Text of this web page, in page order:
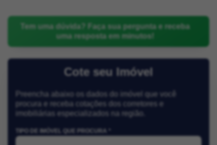
Tem uma dúvida? Faça sua pergunta e receba
uma resposta em minutos!
Cote seu Imóvel
Preencha abaixo os dados do imóvel que você
procura e receba cotações dos corretores e
imobiliárias especializados na região.
TIPO DE IMÓVEL QUE PROCURA *